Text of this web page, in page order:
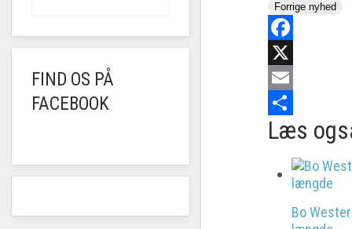
Forrige nyhed
Facebook
X
Email
Share
Læs
Bo
FIND OS PÅ
FACEBOOK